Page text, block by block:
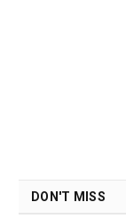
DON'T MISS